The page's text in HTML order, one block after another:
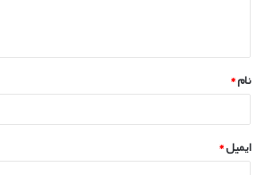
*
نام*
ایمیل*